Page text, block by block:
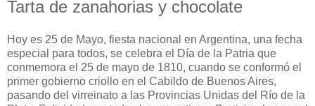
Tarta de zanahorias y chocolate
Hoy es 25 de Mayo, fiesta nacional en Argentina, una fecha
especial para todos, se celebra el Día de la Patria que
conmemora el 25 de mayo de 1810, cuando se conformó el
primer gobierno criollo en el Cabildo de Buenos Aires,
pasando del virreinato a las Provincias Unidas del Río de la